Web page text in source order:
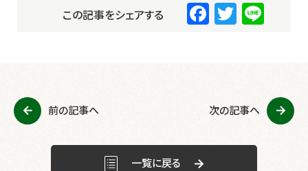
この記事をシェアする
F
b
o
o
T Li
前の記事へ 次の記事へ
一覧に戻る